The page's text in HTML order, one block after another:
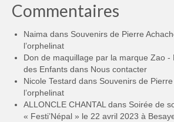
Commentaires
Naima dans Souvenirs de Pierre
l’orphelinat
Don de maquillage par la marque Zao -
des Enfants dans Nous contacter
Nicole Testard dans Souvenirs de
l’orphelinat
ALLONCLE CHANTAL dans Soirée de
« Festi’Népal » le 22 avril 2023 à